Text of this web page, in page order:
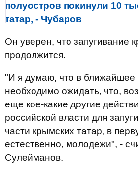
полуостров покинули 10
татар, - Чубаров
Он уверен, что запугивание
продолжится.
"И я думаю, что в ближайшее
необходимо ожидать, что,
еще кое-какие другие
российской власти для
части крымских татар, в
естественно, молодежи", -
Сулейманов.